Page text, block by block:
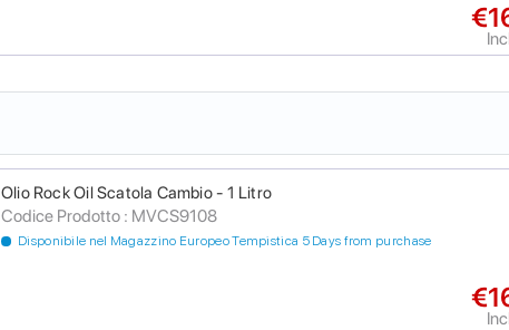
Olio Rock Oil Scatola Cambio - 1 Litro
Codice Prodotto : MVCS9108
Disponibile nel Magazzino Europeo Tempistica 5 Days from purchase